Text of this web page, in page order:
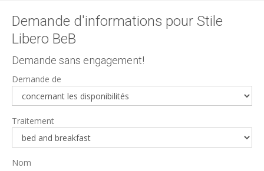
Demande d'informations pour Stile
Libero BeB
Demande sans engagement!
Demande de
Traitement
Nom